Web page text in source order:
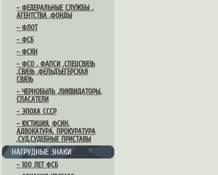
– ФЕДЕРАЛЬНЫЕ СЛУЖБЫ ,
АГЕНТСТВА ,ФОНДЫ
– ФЛОТ
– ФСБ
– ФСКН
– ФСО , ФАПСИ ,СПЕЦСВЯЗЬ
,СВЯЗЬ ,ФЕЛЬДЪЕГЕРСКАЯ
СВЯЗЬ
– ЧЕРНОБЫЛЬ ,ЛИКВИДАТОРЫ,
СПАСАТЕЛИ
– ЭПОХА СССР
– ЮСТИЦИЯ, ФСИН,
АДВОКАТУРА, ПРОКУРАТУРА
,СУД,СУДЕБНЫЕ ПРИСТАВЫ
НАГРУДНЫЕ ЗНАКИ
– 100 ЛЕТ ФСБ